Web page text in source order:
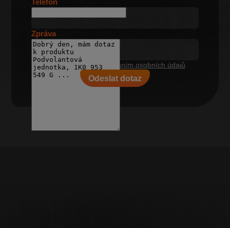
Telefon
Zpráva
Souhlasím sezpracováním osobních údajů
Odeslat dotaz